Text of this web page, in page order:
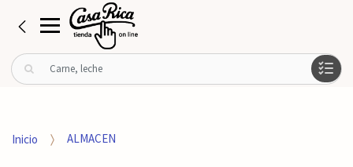
B
u
rInicio ALMACEN